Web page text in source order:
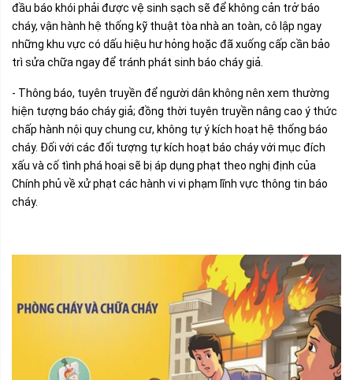
đầu báo khói phải được vệ sinh sạch sẽ để không cản trở báo
cháy, vận hành hệ thống kỹ thuật tòa nhà an toàn, cô lập ngay
những khu vực có dấu hiệu hư hỏng hoặc đã xuống cấp cần bảo
trì sửa chữa ngay để tránh phát sinh báo cháy giả.
- Thông báo, tuyên truyền để người dân không nên xem thường
hiện tượng báo cháy giả; đồng thời tuyên truyền nâng cao ý thức
chấp hành nội quy chung cư, không tự ý kích hoạt hệ thống báo
cháy. Đối với các đối tượng tự kích hoạt báo cháy với mục đích
xấu và cố tình phá hoại sẽ bị áp dụng phạt theo nghị định của
Chính phủ về xử phạt các hành vi vi phạm lĩnh vực thông tin báo
cháy.